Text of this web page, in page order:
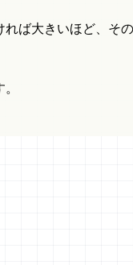
ば大きいほど、そ